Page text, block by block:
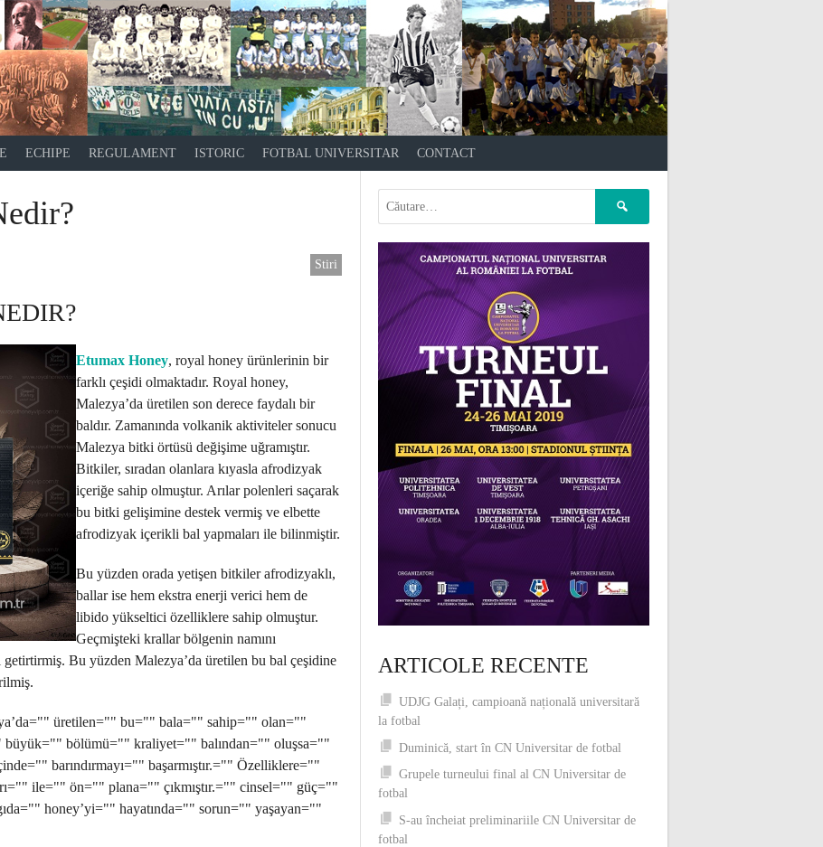
ECHIPE REGULAMENT ISTORIC FOTBAL UNIVERSITAR CONTACT
Stiri
Etumax Honey, royal honey ürünlerinin bir
farklı çeşidi olmaktadır. Royal honey,
Malezya’da üretilen son derece faydalı bir
baldır. Zamanında volkanik aktiviteler sonucu
Malezya bitki örtüsü değişime uğramıştır.
Bitkiler, sıradan olanlara kıyasla afrodizyak
içeriğe sahip olmuştur. Arılar polenleri saçarak
bu bitki gelişimine destek vermiş ve elbette
afrodizyak içerikli bal yapmaları ile bilinmiştir.
Bu yüzden orada yetişen bitkiler afrodizyaklı,
ballar ise hem ekstra enerji verici hem de
libido yükseltici özelliklere sahip olmuştur.
Geçmişteki krallar bölgenin namını
Bu yüzden Malezya’da üretilen bu bal çeşidine
üretilen="" bu="" bala="" sahip="" olan=""
bölümü="" kraliyet="" balından="" oluşsa=""
barındırmayı="" başarmıştır.="" Özelliklere=""
ile="" ön="" plana="" çıkmıştır.="" cinsel="" güç=""
honey’yi="" hayatında="" sorun="" yaşayan=""
ARTICOLE RECENTE
UDJG Galați, campioană națională universitară
la fotbal
Duminică, start în CN Universitar de fotbal
Grupele turneului final al CN Universitar de
fotbal
S-au încheiat preliminariile CN Universitar de
fotbal